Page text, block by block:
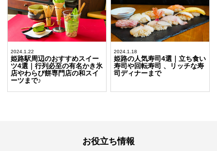
2024.1.22
姫路駅周辺のおすすめスイー
ツ4選｜行列必至の有名かき氷
店やわらび餅専門店の和スイ
ーツまで♪
2024.1.18
姫路の人気寿司4選｜立ち食い
寿司や回転寿司 、リッチな寿
司ディナーまで
お役立ち情報